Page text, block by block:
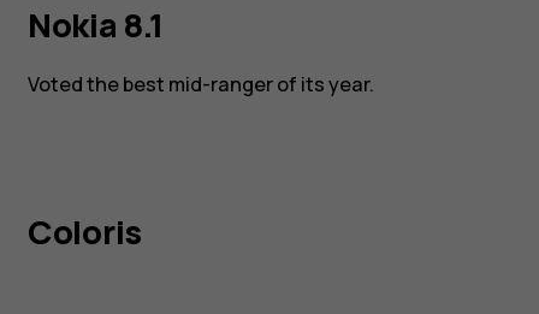
Nokia 8.1
Voted the best mid-ranger of its year.
Coloris